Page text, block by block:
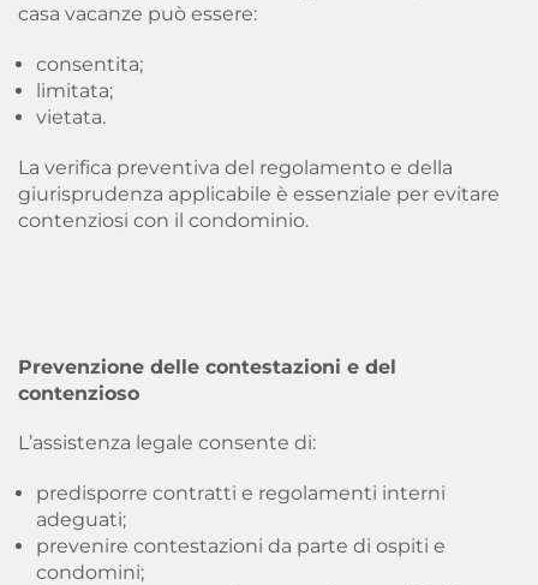
casa vacanze può essere:
consentita;
limitata;
vietata.
La verifica preventiva del regolamento e della
giurisprudenza applicabile è essenziale per evitare
contenziosi con il condominio.
Prevenzione delle contestazioni e del
contenzioso
L’assistenza legale consente di:
predisporre contratti e regolamenti interni
adeguati;
prevenire contestazioni da parte di ospiti e
condomini;